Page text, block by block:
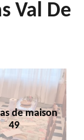
Val De
de maison
49